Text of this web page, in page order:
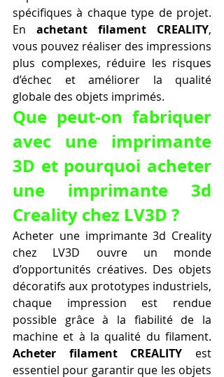
spécifiques à chaque type de projet.
En achetant filament CREALITY,
vous pouvez réaliser des impressions
plus complexes, réduire les risques
d’échec et améliorer la qualité
globale des objets imprimés.
Que peut-on fabriquer
avec une imprimante
3D et pourquoi acheter
une imprimante 3d
Creality chez LV3D ?
Acheter une imprimante 3d Creality
chez LV3D ouvre un monde
d’opportunités créatives. Des objets
décoratifs aux prototypes industriels,
chaque impression est rendue
possible grâce à la fiabilité de la
Acheter filament CREALITY est
essentiel pour garantir que les objets